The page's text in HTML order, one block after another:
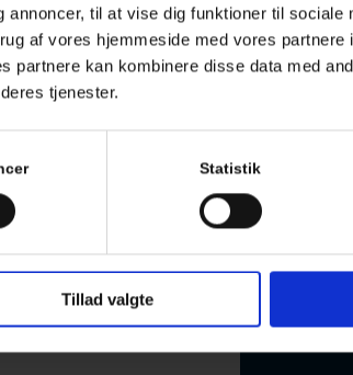
til at vise dig funktioner til sociale
af vores hjemmeside med vores partnere
partnere kan kombinere disse data med
tjenester.
Statistik
Tillad valgte
en mail eller